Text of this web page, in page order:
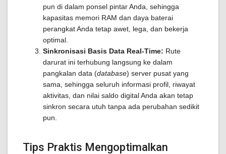
pun di dalam ponsel pintar Anda, sehingga
kapasitas memori RAM dan daya baterai
perangkat Anda tetap awet, lega, dan bekerja
optimal.
Sinkronisasi Basis Data Real-Time: Rute
darurat ini terhubung langsung ke dalam
pangkalan data (database) server pusat yang
sama, sehingga seluruh informasi profil, riwayat
aktivitas, dan nilai saldo digital Anda akan tetap
sinkron secara utuh tanpa ada perubahan sedikit
pun.
Tips Praktis Mengoptimalkan